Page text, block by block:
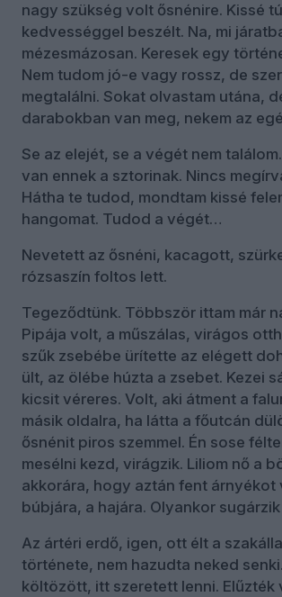
nagy szükség volt ősnénire. Kissé
kedvességgel beszélt. Na, mi
mézesmázosan. Keresek egy
Nem tudom jó-e vagy rossz, de
megtalálni. Sokat olvastam utána,
darabokban van meg, nekem az
Se az elejét, se a végét nem
van ennek a sztorinak. Nincs
Hátha te tudod, mondtam kissé
hangomat. Tudod a végét…
Nevetett az ősnéni, kacagott,
rózsaszín foltos lett.
Tegeződtünk. Többször ittam már
Pipája volt, a műszálas, virágos
szűk zsebébe ürítette az elégett
ült, az ölébe húzta a zsebet. Kezei
kicsit véreres. Volt, aki átment a
másik oldalra, ha látta a főutcán
ősnénit piros szemmel. Én sose
mesélni kezd, virágzik. Liliom nő a
akkorára, hogy aztán fent árnyékot
búbjára, a hajára. Olyankor sugárzik
Az ártéri erdő, igen, ott élt a
története, nem hazudta neked
költözött, itt szeretett lenni. Elűzték